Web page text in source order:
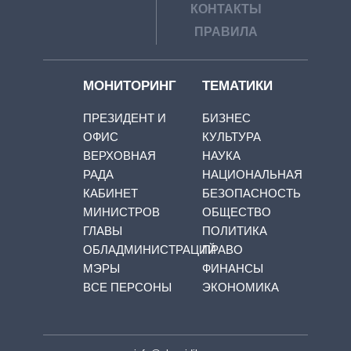
КОНТАКТЫ
ПРАВИЛА
МОНИТОРИНГ
ПРЕЗИДЕНТ И
ОФИС
ВЕРХОВНАЯ
РАДА
КАБИНЕТ
МИНИСТРОВ
ГЛАВЫ
ОБЛАДМИНИСТРАЦИЙ
МЭРЫ
ВСЕ ПЕРСОНЫ
ТЕМАТИКИ
БИЗНЕС
КУЛЬТУРА
НАУКА
НАЦИОНАЛЬНАЯ
БЕЗОПАСНОСТЬ
ОБЩЕСТВО
ПОЛИТИКА
ПРАВО
ФИНАНСЫ
ЭКОНОМИКА